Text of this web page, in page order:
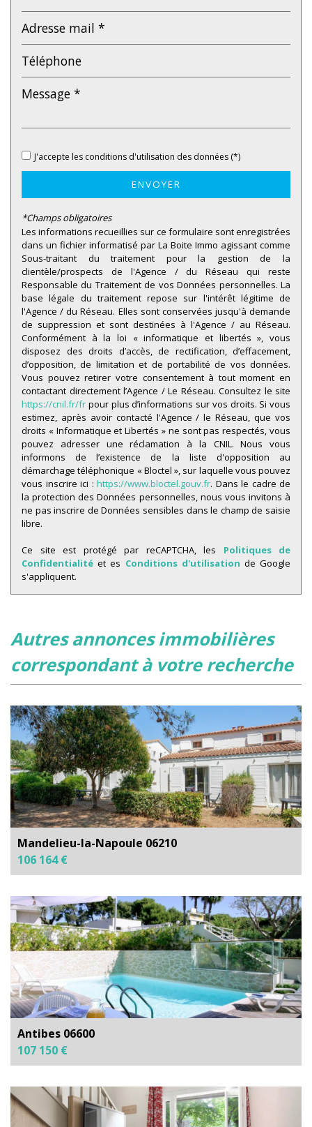
J'accepte les conditions d'utilisation des données (*)
ENVOYER
*Champs obligatoires
Les informations recueillies sur ce formulaire sont enregistrées
dans un fichier informatisé par La Boite Immo agissant comme
Sous-traitant du traitement pour la gestion de la
clientèle/prospects de l'Agence / du Réseau qui reste
Responsable du Traitement de vos Données personnelles. La
base légale du traitement repose sur l'intérêt légitime de
l'Agence / du Réseau. Elles sont conservées jusqu'à demande
de suppression et sont destinées à l'Agence / au Réseau.
Conformément à la loi « informatique et libertés », vous
disposez des droits d’accès, de rectification, d’effacement,
d’opposition, de limitation et de portabilité de vos données.
Vous pouvez retirer votre consentement à tout moment en
contactant directement l’Agence / Le Réseau. Consultez le site
https://cnil.fr/fr pour plus d’informations sur vos droits. Si vous
estimez, après avoir contacté l'Agence / le Réseau, que vos
droits « Informatique et Libertés » ne sont pas respectés, vous
pouvez adresser une réclamation à la CNIL. Nous vous
informons de l’existence de la liste d'opposition au
démarchage téléphonique « Bloctel », sur laquelle vous pouvez
vous inscrire ici : https://www.bloctel.gouv.fr. Dans le cadre de
la protection des Données personnelles, nous vous invitons à
ne pas inscrire de Données sensibles dans le champ de saisie
libre.
Ce site est protégé par reCAPTCHA, les Politiques de
Confidentialité et es Conditions d'utilisation de Google
s'appliquent.
autres annonces immobilières
correspondant à votre recherche
Mandelieu-la-Napoule 06210
106 164 €
Antibes 06600
107 150 €